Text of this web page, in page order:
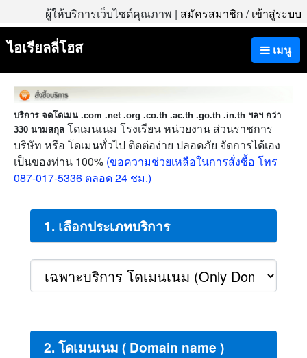
ผู้ให้บริการเว็บไซต์คุณภาพ | สมัครสมาชิก /เข้าสู่ระบบ
เมนู
ไอเรียลลี่โฮส
บริการ จดโดเมน .com .net .org .co.th .ac.th .go.th .in.th ฯลฯ กว่า
330 นามสกุล โดเมนเนม โรงเรียน หน่วยงาน ส่วนราชการ
บริษัท หรือ โดเมนทั่วไป ติดต่อง่าย ปลอดภัย จัดการได้เอง
เป็นของท่าน 100% (ขอความช่วยเหลือในการสั่งซื้อ โทร
087-017-5336 ตลอด 24 ชม.)
1. เลือกประเภทบริการ
2. โดเมนเนม ( Domain name )